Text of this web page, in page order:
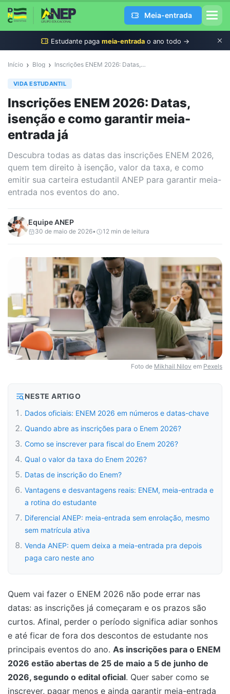
Meia-entrada
Estudante paga meia-entrada o ano todo →
Início › Blog › Inscrições ENEM 2026: Datas, isenção e como garantir meia-entrada já
VIDA ESTUDANTIL
Inscrições ENEM 2026: Datas,
isenção e como garantir meia-
entrada já
Descubra todas as datas das inscrições ENEM 2026,
quem tem direito à isenção, valor da taxa, e como
emitir sua carteira estudantil ANEP para garantir meia-
entrada nos eventos do ano.
EquipeANEP
30 de maio de 2026• 12 min de leitura
Foto de Mikhail Nilov em Pexels
NESTE ARTIGO
Dados oficiais: ENEM 2026 em números e datas-chave
Quando abre as inscrições para o Enem 2026?
Como se inscrever para fiscal do Enem 2026?
Qual o valor da taxa do Enem 2026?
Datas de inscrição do Enem?
Vantagens e desvantagens reais: ENEM, meia-entrada e
a rotina do estudante
Diferencial ANEP: meia-entrada sem enrolação, mesmo
sem matrícula ativa
Venda ANEP: quem deixa a meia-entrada pra depois
paga caro neste ano
Quem vai fazer o ENEM 2026 não pode errar nas
datas: as inscrições já começaram e os prazos são
curtos. Afinal, perder o período significa adiar sonhos
e até ficar de fora dos descontos de estudante nos
principais eventos do ano. As inscrições para o ENEM
2026 estão abertas de 25 de maio a 5 de junho de
2026, segundo o edital oficial. Quer saber como se
inscrever, pagar menos e ainda garantir meia-entrada